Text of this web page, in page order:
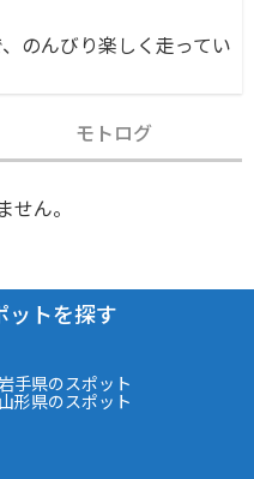
のんびり楽しく走ってい
モトログ
せん。
ットを探す
手県のスポット
山形県のスポット